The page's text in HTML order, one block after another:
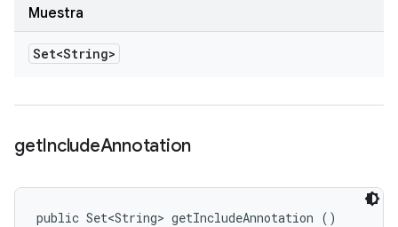
Muestra
Set<String>
getIncludeAnnotation
public Set<String> getIncludeAnnotation ()